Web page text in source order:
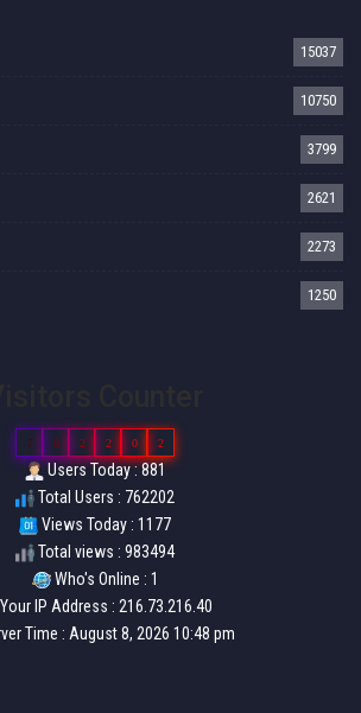
15037
10750
3799
2621
2273
1250
7 6 2 2 0 2
Users Today : 881
Total Users : 762202
Views Today : 1177
Total views : 983494
Who's Online : 1
Your IP Address : 216.73.216.40
Time : August 8, 2026 10:48 pm